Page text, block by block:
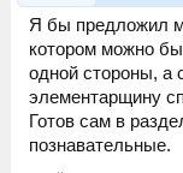
Я бы предложил
котором можно
одной стороны, а
элементарщину
Готов сам в
познавательные.